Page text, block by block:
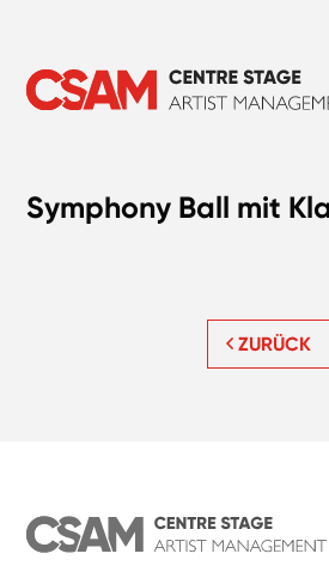
Symphony Ball mit
ZURÜCK